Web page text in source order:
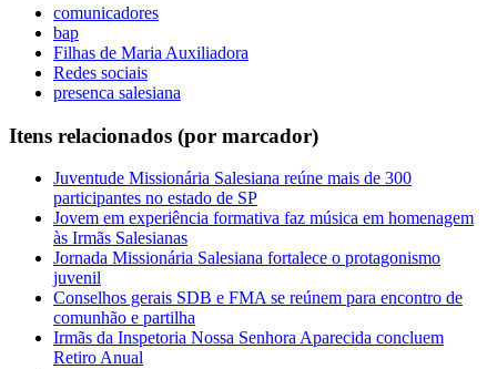
comunicadores
bap
Filhas de Maria Auxiliadora
Redes sociais
presenca salesiana
Itens relacionados (por marcador)
Juventude Missionária Salesiana reúne mais de 300
participantes no estado de SP
Jovem em experiência formativa faz música em homenagem
às Irmãs Salesianas
Jornada Missionária Salesiana fortalece o protagonismo
juvenil
Conselhos gerais SDB e FMA se reúnem para encontro de
comunhão e partilha
Irmãs da Inspetoria Nossa Senhora Aparecida concluem
Retiro Anual